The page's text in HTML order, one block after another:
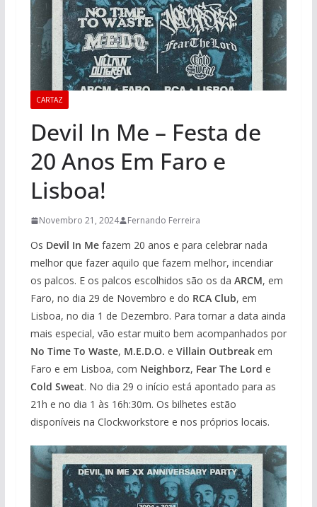
CARTAZ
Devil In Me – Festa de
20 Anos Em Faro e
Lisboa!
Novembro 21, 2024 Fernando Ferreira
Os Devil In Mefazem 20 anos e para celebrar nada
melhor que fazer aquilo que fazem melhor, incendiar
os palcos. E os palcos escolhidos são os da ARCM, em
Faro, no dia 29 de Novembro e do RCA Club, em
Lisboa, no dia 1 de Dezembro. Para tornar a data ainda
mais especial, vão estar muito bem acompanhados por
No Time To Waste, M.E.D.O. e Villain Outbreakem
Faro e em Lisboa, com Neighborz, Fear The Lord e
Cold Sweat. No dia 29 o início está apontado para as
21h e no dia 1 às 16h:30m. Os bilhetes estão
disponíveis na Clockworkstore e nos próprios locais.